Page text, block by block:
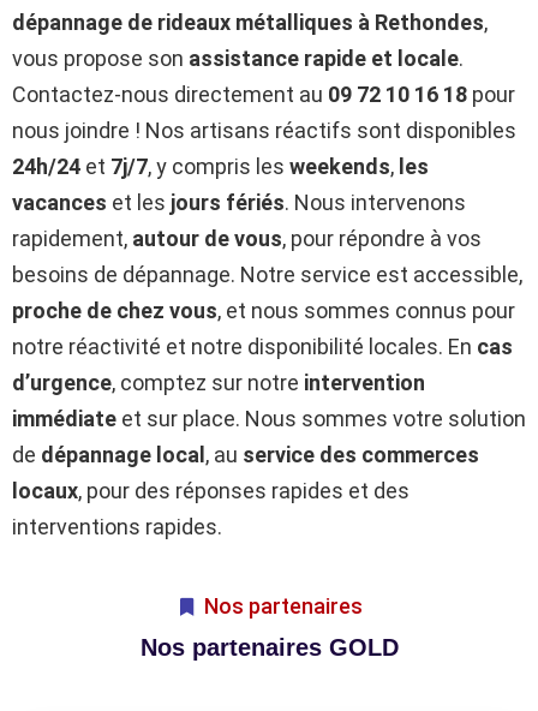
dépannage de rideaux métalliques à Rethondes,
vous propose son assistance rapide et locale.
Contactez-nous directement au 09 72 10 16 18 pour
nous joindre ! Nos artisans réactifs sont disponibles
24h/24 et 7j/7, y compris les weekends, les
vacances et les jours fériés. Nous intervenons
rapidement, autour de vous, pour répondre à vos
besoins de dépannage. Notre service est accessible,
proche de chez vous, et nous sommes connus pour
notre réactivité et notre disponibilité locales. En cas
d’urgence, comptez sur notre intervention
immédiate et sur place. Nous sommes votre solution
de dépannage local , au service des commerces
locaux, pour des réponses rapides et des
interventions rapides.
Nos partenaires
Nos partenaires GOLD